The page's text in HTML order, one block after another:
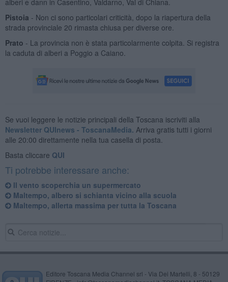
Pistoia - Non ci sono particolari criticità, dopo la riapertura della
strada provinciale 20 rimasta chiusa per diverse ore.
Prato - La provincia non è stata particolarmente colpita. Si registra
la caduta di alberi a Poggio a Caiano.
Se vuoi leggere le notizie principali della Toscana iscriviti alla
Newsletter QUInews - ToscanaMedia. Arriva gratis tutti i giorni
alle 20:00 direttamente nella tua casella di posta.
Basta cliccare QUI
Ti potrebbe interessare anche:
Il vento scoperchia un supermercato
Maltempo, albero si schianta vicino alla scuola
Maltempo, allerta massima per tutta la Toscana
Editore Toscana Media Channel srl - Via Dei Martelli, 8 - 50129